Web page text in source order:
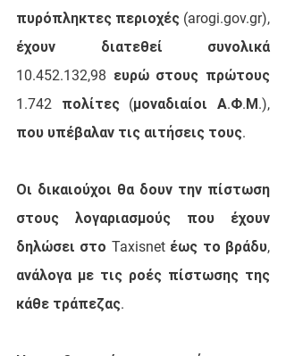
πυρόπληκτες περιοχές (arogi.gov.gr),
10.452.132,98 ευρώ
1.742 πολίτες (μοναδιαίοι Α.Φ.Μ.),
που υπέβαλαν τις αιτήσεις τους.
Οι δικαιούχοι θα δουν την πίστωση
στους λογαριασμούς που έχουν
δηλώσει στο Taxisnet έως το βράδυ,
ανάλογα με τις ροές πίστωσης της
κάθε τράπεζας.